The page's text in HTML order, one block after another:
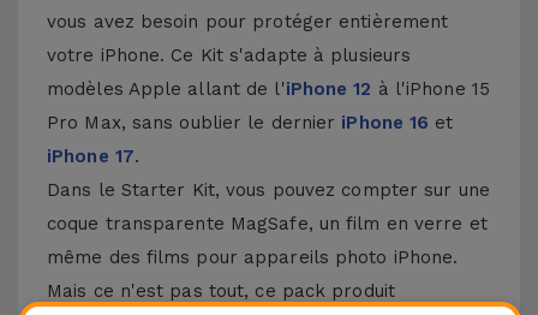
vous avez besoin pour protéger entièrement
votre iPhone. Ce Kit s'adapte à plusieurs
modèles Apple allant de l'iPhone 12 à l'iPhone 15
Pro Max, sans oublier le dernier iPhone 16 et
iPhone 17.
Dans le Starter Kit, vous pouvez compter sur une
coque transparente MagSafe, un film en verre et
même des films pour appareils photo iPhone.
Mais ce n'est pas tout, ce pack produit